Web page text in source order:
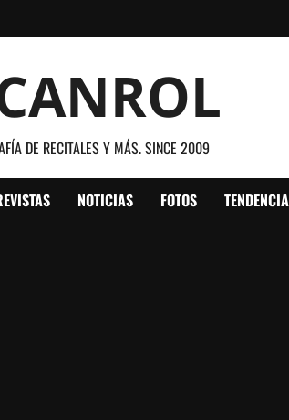
DE RECITALES Y MÁS. SINCE 2009
NOTICIAS FOTOS